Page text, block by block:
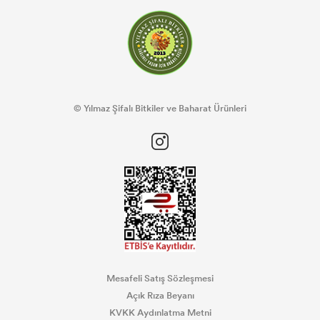
© Yılmaz Şifalı Bitkiler ve Baharat Ürünleri
Mesafeli Satış Sözleşmesi
Açık Rıza Beyanı
KVKK Aydınlatma Metni